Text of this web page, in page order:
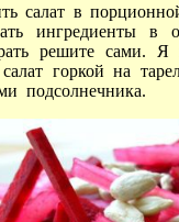
салат в
ингредиенты в
решите сами. Я
горкой на
подсолнечника.